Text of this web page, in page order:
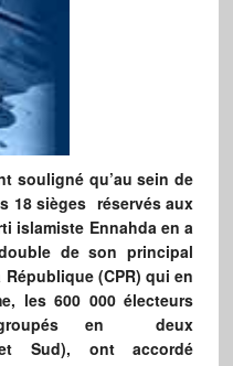
souligné qu’au sein de
18 sièges réservés aux
islamiste Ennahda en a
de son principal
(CPR) qui en
les 600 000 électeurs
en deux
Sud), ont accordé